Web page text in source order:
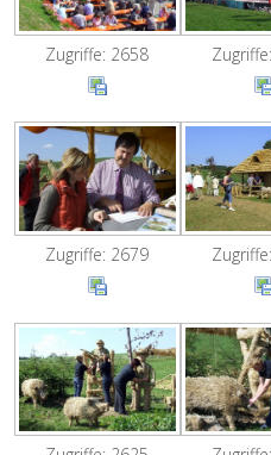
Zugriffe: 2658
Zugriffe: 2679